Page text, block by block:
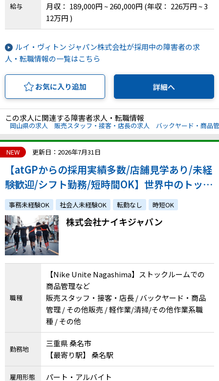
給与
月収： 189,000円 ~ 260,000円 (年収： 226万円 ~ 3
12万円 )
ルイ・ヴィトン ジャパン株式会社が採用中の障害者の求
人・転職情報の一覧はこちら
お気に入り追加 詳細へ
この求人に関連する障害者求人・転職情報
岡山県の求人 販売スタッフ・接客・店長の求人 バックヤード・商品
NEW 更新日：2026年7月31日
【atGPからの採用実績多数/店舗見学あり/未経
験歓迎/シフト勤務/短時間OK】世界中のトップ
アスリートから支持されるフィットネスカンパ
ニーで活躍しませんか？
事務未経験OK 社会人未経験OK 転勤なし 時短OK
株式会社ナイキジャパン
職種
【Nike Unite Nagashima】ストックルームでの
商品管理など
販売スタッフ・接客・店長 / バックヤード・商品
管理 / その他販売 / 軽作業/清掃/その他作業系職
種 / その他
勤務地
三重県 桑名市
【最寄り駅】 桑名駅
雇用形態 パート・アルバイト